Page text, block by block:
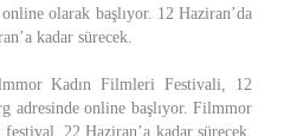
olarak başlıyor. 12 Haziran’da
kadar sürecek.
Kadın Filmleri Festivali, 12
adresinde online başlıyor. Filmmor
22 Haziran’a kadar sürecek.